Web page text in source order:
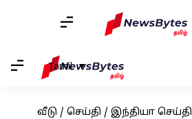
Tamil
வீடு / செய்தி / இந்தியா செய்தி